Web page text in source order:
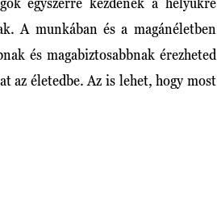
A munkában és a magánéletben
és magabiztosabbnak érezheted
az életedbe. Az is lehet, hogy most